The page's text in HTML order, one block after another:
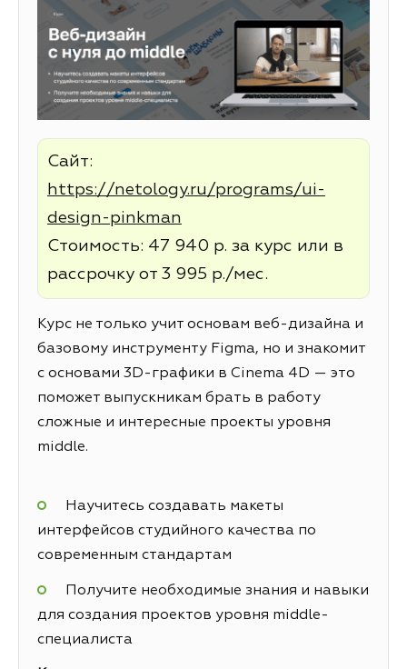
Сайт:
https://netology.ru/programs/ui-
design-pinkman
Стоимость: 47 940 р. за курс или в
рассрочку от 3 995 р./мес.
Курс не только учит основам веб-дизайна и
базовому инструменту Figma, но и знакомит
с основами 3D-графики в Cinema 4D — это
поможет выпускникам брать в работу
сложные и интересные проекты уровня
middle.
Научитесь создавать макеты
интерфейсов студийного качества по
современным стандартам
Получите необходимые знания и навыки
для создания проектов уровня middle-
специалиста